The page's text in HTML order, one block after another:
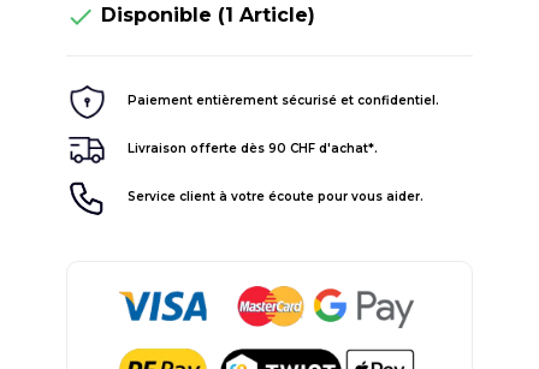
 Disponible (1 Article)
Paiement entièrement sécurisé et confidentiel.
Livraison offerte dès 90 CHF d'achat*.
Service client à votre écoute pour vous aider.